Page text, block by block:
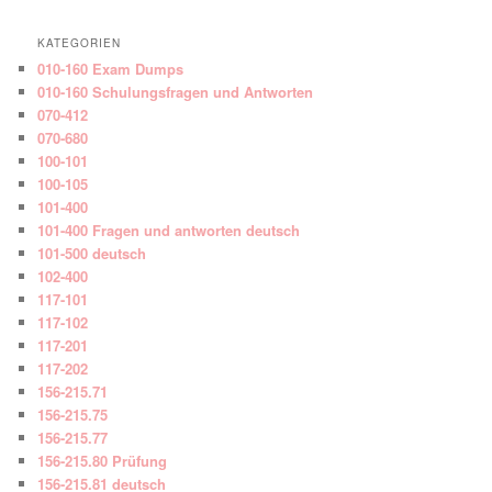
KATEGORIEN
010-160 Exam Dumps
010-160 Schulungsfragen und Antworten
070-412
070-680
100-101
100-105
101-400
101-400 Fragen und antworten deutsch
101-500 deutsch
102-400
117-101
117-102
117-201
117-202
156-215.71
156-215.75
156-215.77
156-215.80 Prüfung
156-215.81 deutsch